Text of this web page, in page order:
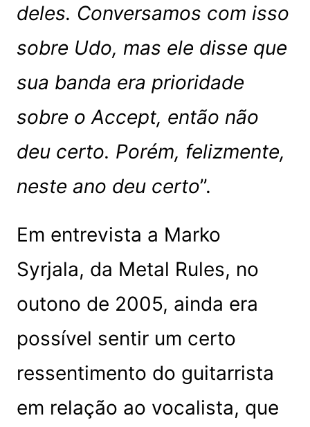
deles. Conversamos com isso
sobre Udo, mas ele disse que
sua banda era prioridade
sobre o Accept, então não
deu certo. Porém, felizmente,
neste ano deu certo”.
Em entrevista a Marko
Syrjala, da Metal Rules, no
outono de 2005, ainda era
possível sentir um certo
ressentimento do guitarrista
em relação ao vocalista, que